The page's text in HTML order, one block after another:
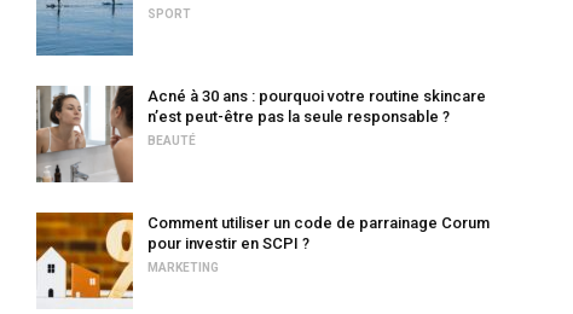
SPORT
Acné à 30 ans : pourquoi votre routine skincare
n’est peut-être pas la seule responsable ?
BEAUTÉ
Comment utiliser un code de parrainage Corum
pour investir en SCPI ?
MARKETING